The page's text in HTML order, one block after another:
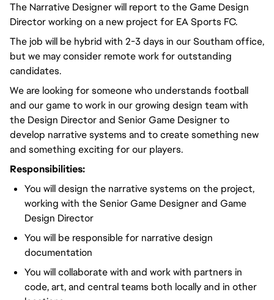
The Narrative Designer will report to the Game Design
Director working on a new project for EA Sports FC.
The job will be hybrid with 2-3 days in our Southam office,
but we may consider remote work for outstanding
candidates.
We are looking for someone who understands football
and our game to work in our growing design team with
the Design Director and Senior Game Designer to
develop narrative systems and to create something new
and something exciting for our players.
Responsibilities:
You will design the narrative systems on the project,
working with the Senior Game Designer and Game
Design Director
You will be responsible for narrative design
documentation
You will collaborate with and work with partners in
code, art, and central teams both locally and in other